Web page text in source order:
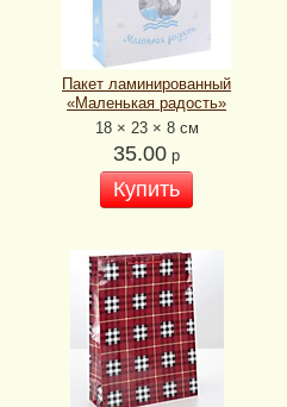
Пакет ламинированный
«Маленькая радость»
18 × 23 × 8 см
35.00 р
Купить